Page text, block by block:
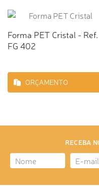
Forma PET Cristal - Ref.
FG 402
ORÇAMENTO
RECEBA